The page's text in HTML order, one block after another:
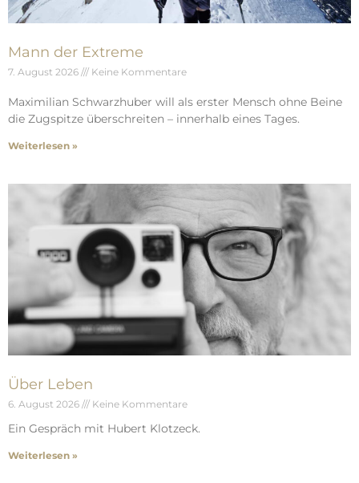
Mann der Extreme
7. August 2026 Keine Kommentare
Maximilian Schwarzhuber will als erster Mensch ohne Beine
die Zugspitze überschreiten – innerhalb eines Tages.
Weiterlesen »
Über Leben
6. August 2026 Keine Kommentare
Ein Gespräch mit Hubert Klotzeck.
Weiterlesen »